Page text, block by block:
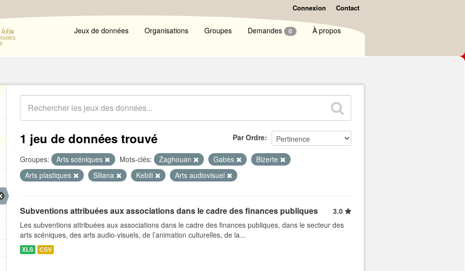
Connexion Contact
Jeux de données Organisations Groupes Demandes 0 À propos
Par Ordre
1 jeu de données trouvé
Groupes: Arts scéniques Mots-clés: Zaghouan Gabès
Bizerte
Arts plastiques
Siliana Kebili Arts audiovisuel
Subventions attribuées aux associations dans le cadre des finances publiques
3.0
Les subventions attribuées aux associations dans le cadre des finances publiques, dans le secteur des
arts scéniques, des arts audio-visuels, de l’animation culturelles, de la...
XLS CSV